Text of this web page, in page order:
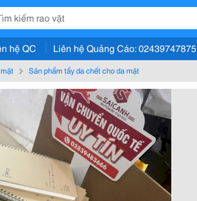
hệ QC Liên hệ Quảng Cáo: 02439747875
Sản phẩm tẩy da chết cho da mặt